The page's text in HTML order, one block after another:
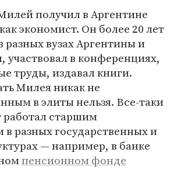
получил в Аргентине
экономист. Он более 20 лет
разных вузах Аргентины и
участвовал в конференциях,
труды, издавал книги.
Милея никак не
в элиты нельзя. Все-таки
работал старшим
разных государственных и
— например, в банке
пенсионном фонде